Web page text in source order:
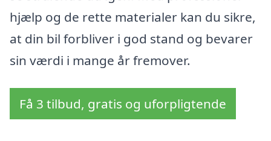
hjælp og de rette materialer kan du sikre,
at din bil forbliver i god stand og bevarer
sin værdi i mange år fremover.
Få 3 tilbud, gratis og uforpligtende